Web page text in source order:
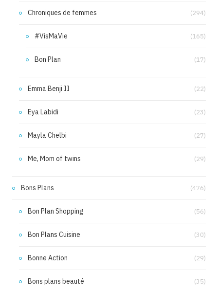
Chroniques de femmes (294)
#VisMaVie (165)
Bon Plan (17)
Emma Benji II (22)
Eya Labidi (23)
Mayla Chelbi (27)
Me, Mom of twins (29)
Bons Plans (476)
Bon Plan Shopping (56)
Bon Plans Cuisine (30)
Bonne Action (29)
Bons plans beauté (35)